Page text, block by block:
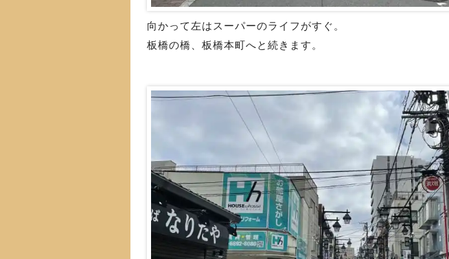
向かって左はスーパーのライフがすぐ。
板橋の橋、板橋本町へと続きます。